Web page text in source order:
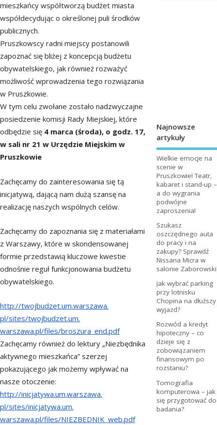
mieszkańcy współtworzą budżet miasta
współdecydując o określonej puli środków
publicznych.
Pruszkowscy radni miejscy postanowili
zapoznać się bliżej z koncepcją budżetu
obywatelskiego, jak również rozważyć
możliwość wprowadzenia tego rozwiązania
w Pruszkowie.
W tym celu zwołane zostało nadzwyczajne
posiedzenie komisji Rady Miejskiej, które
odbędzie się 4 marca (środa), o godz. 17,
w sali nr 21 w Urzędzie Miejskim w
Pruszkowie
Zachęcamy do zainteresowania się tą
inicjatywą, dającą nam dużą szansę na
realizację naszych wspólnych celów.
Zachęcamy do zapoznania się z materiałami
z Warszawy, które w skondensowanej
formie przedstawią kluczowe kwestie
odnośnie reguł funkcjonowania budżetu
obywatelskiego.
http://twojbudzet.um.warszawa.
pl/sites/twojbudzet.um.
warszawa.pl/files/broszura_ end.pdf
Zachęcamy również do lektury „Niezbędnika
aktywnego mieszkańca” szerzej
pokazującego jak możemy wpływać na
nasze otoczenie:
http://inicjatywa.um.warszawa.
pl/sites/inicjatywa.um.
warszawa.pl/files/NIEZBEDNIK_ web.pdf
Najnowsze
artykuły
Wielkie emocje na
scenie w
Pruszkowie! Teatr,
kabaret i stand-up –
a do wygrania
podwójne
zaproszenia!
Szukasz
oszczędnego auta
do pracy i na
zakupy? Sprawdź
Nissana Micra w
salonie Zaborowski
Jak wybrać parking
przy lotnisku
Chopina na dłuższy
wyjazd?
Rozwód a kredyt
hipoteczny – co
dzieje się z
zobowiązaniem
finansowym po
rozstaniu?
Tomografia
komputerowa – jak
się przygotować do
badania?